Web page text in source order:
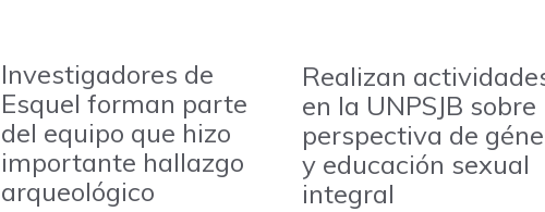
Investigadores de
Esquel forman parte
del equipo que hizo
importante hallazgo
arqueológico
Realizan
en la UNPSJB sobre
perspectiva de
y educación sexual
integral